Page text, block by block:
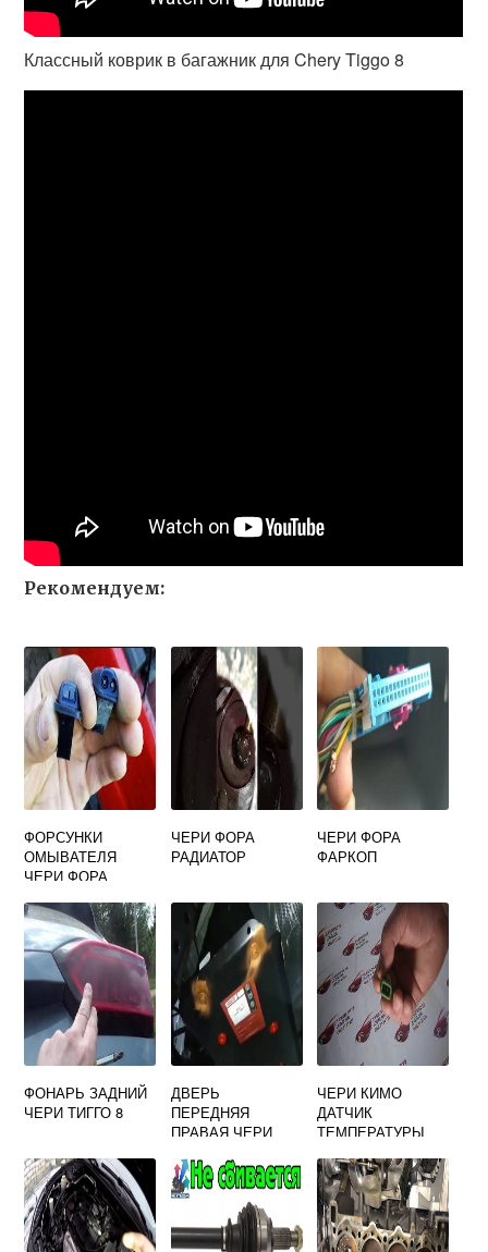
Классный коврик в багажник для Chery Tiggo 8
Рекомендуем:
ФОРСУНКИ
ОМЫВАТЕЛЯ
ЧЕРИ ФОРА
ЧЕРИ ФОРА
РАДИАТОР
ЧЕРИ ФОРА
ФАРКОП
ФОНАРЬ ЗАДНИЙ
ЧЕРИ ТИГГО 8
ДВЕРЬ
ПЕРЕДНЯЯ
ПРАВАЯ ЧЕРИ
ЧЕРИ КИМО
ДАТЧИК
ТЕМПЕРАТУРЫ